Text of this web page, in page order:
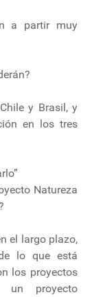
a partir muy
y Brasil, y
en los tres
Natureza
el largo plazo,
lo que está
los proyectos
un proyecto